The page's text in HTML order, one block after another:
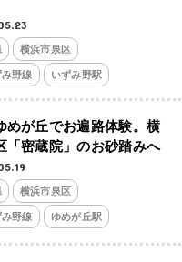
横浜市泉区
野線 いずみ野駅
めが丘でお遍路体験。横
「密蔵院」のお砂踏みへ
横浜市泉区
野線 ゆめが丘駅